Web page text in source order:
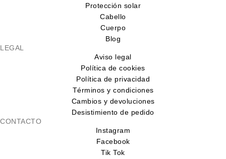
Protección solar
Cabello
Cuerpo
Blog
LEGAL
Aviso legal
Política de cookies
Política de privacidad
Términos y condiciones
Cambios y devoluciones
Desistimiento de pedido
CONTACTO
Instagram
Facebook
Tik Tok